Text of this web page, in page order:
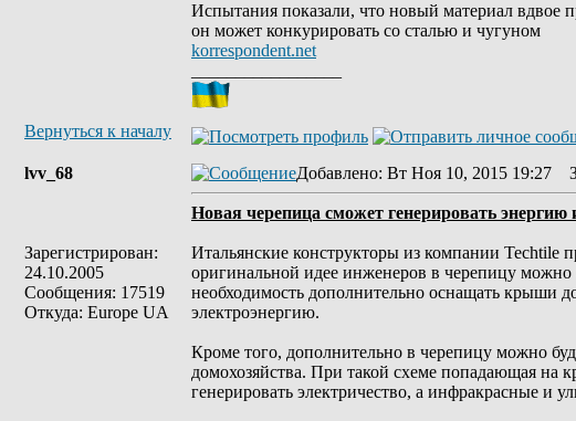
Испытания показали, что новый материал вдвое
он может конкурировать со сталью и чугуном
korrespondent.net
Вернуться к началу
lvv_68
Зарегистрирован:
24.10.2005
Сообщения: 17519
Откуда: Europe UA
Добавлено: Вт Ноя 10, 2015 19:27
Новая черепица сможет генерировать энергию
Итальянские конструкторы из компании Techtile
оригинальной идее инженеров в черепицу можно
необходимость дополнительно оснащать крыши
электроэнергию.
Кроме того, дополнительно в черепицу можно
домохозяйства. При такой схеме попадающая на
генерировать электричество, а инфракрасные и